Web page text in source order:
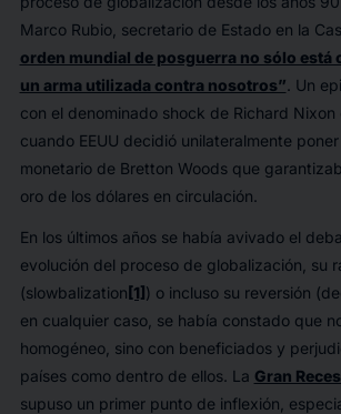
Marco Rubio, secretario de Estado en la
orden mundial de posguerra no sólo está
un arma utilizada contra nosotros”. Un
con el denominado shock de Richard Nixon
cuando EEUU decidió unilateralmente
monetario de Bretton Woods que
oro de los dólares en circulación.
En los últimos años se había avivado el
evolución del proceso de globalización, su
(slowbalization [1] ) o incluso su reversión (
en cualquier caso, se había constado que
homogéneo, sino con beneficiados y
países como dentro de ellos. La Gran
supuso un primer punto de inflexión,